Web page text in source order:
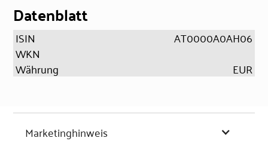
Datenblatt
ISIN
AT0000A0AH06
WKN
Währung
EUR
Marketinghinweis